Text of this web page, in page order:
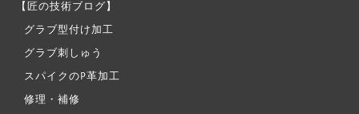
【匠の技術ブログ】
グラブ型付け加工
グラブ刺しゅう
スパイクのP革加工
修理・補修